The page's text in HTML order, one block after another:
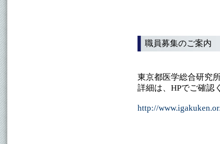
職員募集のご案内
東京都医学総合研究
詳細は、HPでご確認
http://